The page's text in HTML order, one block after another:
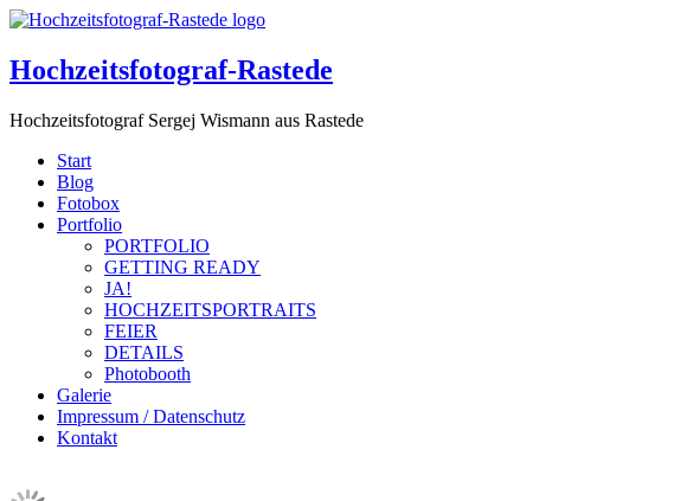
Hochzeitsfotograf-Rastede
Hochzeitsfotograf Sergej Wismann aus Rastede
Start
Blog
Fotobox
Portfolio
PORTFOLIO
GETTING READY
JA!
HOCHZEITSPORTRAITS
FEIER
DETAILS
Photobooth
Galerie
Impressum / Datenschutz
Kontakt